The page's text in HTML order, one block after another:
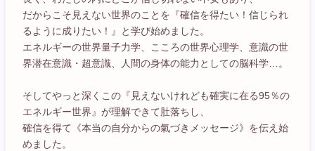
だからこそ見えない世界のことを『確信を得たい！信じられ
るように成りたい！』と学び始めました。
エネルギーの世界量子力学、こころの世界心理学、意識の世
界潜在意識・超意識、人間の身体の能力としての脳科学…。
そしてやっと深くこの『見えないけれども確実に在る95％の
エネルギー世界』が理解できて肚落ちし、
確信を得て《本当の自分からの氣づきメッセージ》を伝え始
めました。